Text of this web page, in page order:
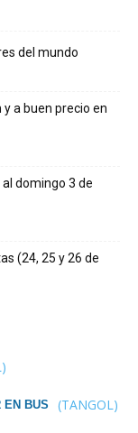
del mundo
a buen precio en
domingo 3 de
(24, 25 y 26 de
EN BUS (TANGOL)